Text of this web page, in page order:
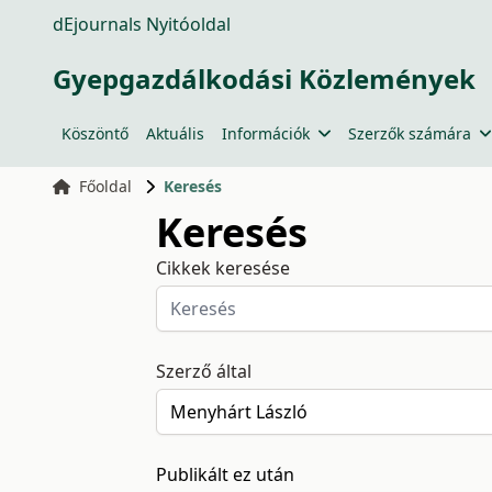
dEjournals Nyitóoldal
Gyepgazdálkodási Közlemények
Köszöntő Aktuális Információk Szerzők számára
Főoldal Keresés
Keresés
Cikkek keresése
Szerző által
Publikált ez után